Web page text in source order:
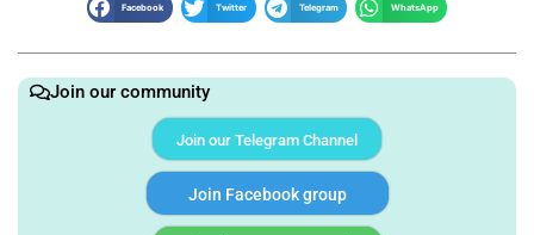
Facebook Twitter Telegram WhatsApp
Join our community
Join our Telegram Channel
Join Facebook group